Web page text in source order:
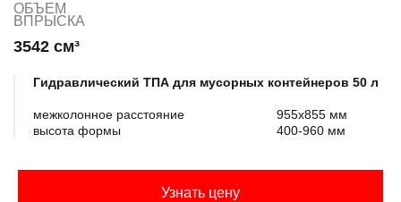
ОБЪЕМ
ВПРЫСКА
3542 см³
Гидравлический ТПА для мусорных контейнеров 50 л
межколонное расстояние
955х855 мм
высота формы
400-960 мм
Узнать цену